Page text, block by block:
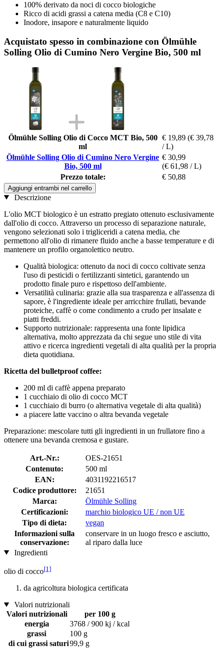
100% derivato da noci di cocco biologiche
Ricco di acidi grassi a catena media (C8 e C10)
Inodore, insapore e naturalmente liquido
Acquistato spesso in combinazione con Ölmühle
Solling Olio di Cumino Nero Vergine Bio, 500 ml
Ölmühle Solling Olio di Cocco MCT Bio, 500
ml
€ 19,89 (€ 39,78
/ L)
Ölmühle Solling Olio di Cumino Nero Vergine
Bio, 500 ml
€ 30,99
(€ 61,98 / L)
Prezzo totale:
€ 50,88
Aggiungi entrambi nel carrello
Descrizione
L'olio MCT biologico è un estratto pregiato ottenuto esclusivamente
dall'olio di cocco. Attraverso un processo di separazione naturale,
vengono selezionati solo i trigliceridi a catena media, che
permettono all'olio di rimanere fluido anche a basse temperature e di
mantenere un profilo organolettico neutro.
Qualità biologica: ottenuto da noci di cocco coltivate senza
l'uso di pesticidi o fertilizzanti sintetici, garantendo un
prodotto finale puro e rispettoso dell'ambiente.
Versatilità culinaria: grazie alla sua trasparenza e all'assenza di
sapore, è l'ingrediente ideale per arricchire frullati, bevande
proteiche, caffè o come condimento a crudo per insalate e
piatti freddi.
Supporto nutrizionale: rappresenta una fonte lipidica
alternativa, molto apprezzata da chi segue uno stile di vita
attivo e ricerca ingredienti vegetali di alta qualità per la propria
dieta quotidiana.
Ricetta del bulletproof coffee:
200 ml di caffè appena preparato
1 cucchiaio di olio di cocco MCT
1 cucchiaio di burro (o alternativa vegetale di alta qualità)
a piacere latte vaccino o altra bevanda vegetale
Preparazione: mescolare tutti gli ingredienti in un frullatore fino a
ottenere una bevanda cremosa e gustare.
Art.-Nr.:
OES-21651
Contenuto:
500 ml
EAN:
4031192216517
Codice produttore:
21651
Marca:
Ölmühle Solling
Certificazioni:
marchio biologico UE / non UE
Tipo di dieta:
vegan
Informazioni sulla
conservazione:
conservare in un luogo fresco e asciutto,
al riparo dalla luce
Ingredienti
olio di cocco[1]
da agricoltura biologica certificata
Valori nutrizionali
Valori nutrizionali
per 100 g
energia
3768 / 900 kj / kcal
grassi
100 g
di cui grassi saturi99,9 g